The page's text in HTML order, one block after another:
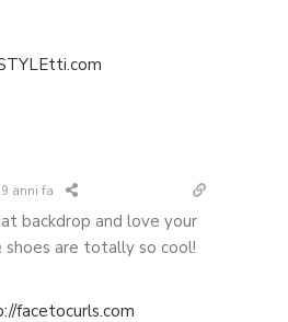
9 anni fa
backdrop and love your
are totally so cool!
facetocurls.com